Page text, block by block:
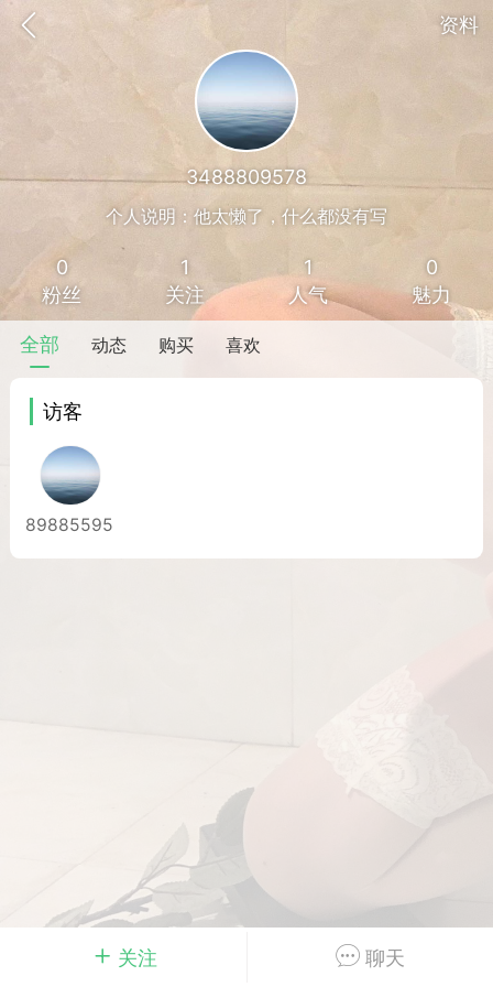
资料
味”的小姐
女
关注 聊天
3488809578
个人说明：他太懒了，什么都没有写
0
粉丝
1
关注
1
人气
0
魅力
全部 动态 购买 喜欢
访客
89885595